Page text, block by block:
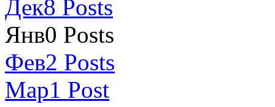
Дек8 Posts
Янв0 Posts
Фев2 Posts
Мар1 Post